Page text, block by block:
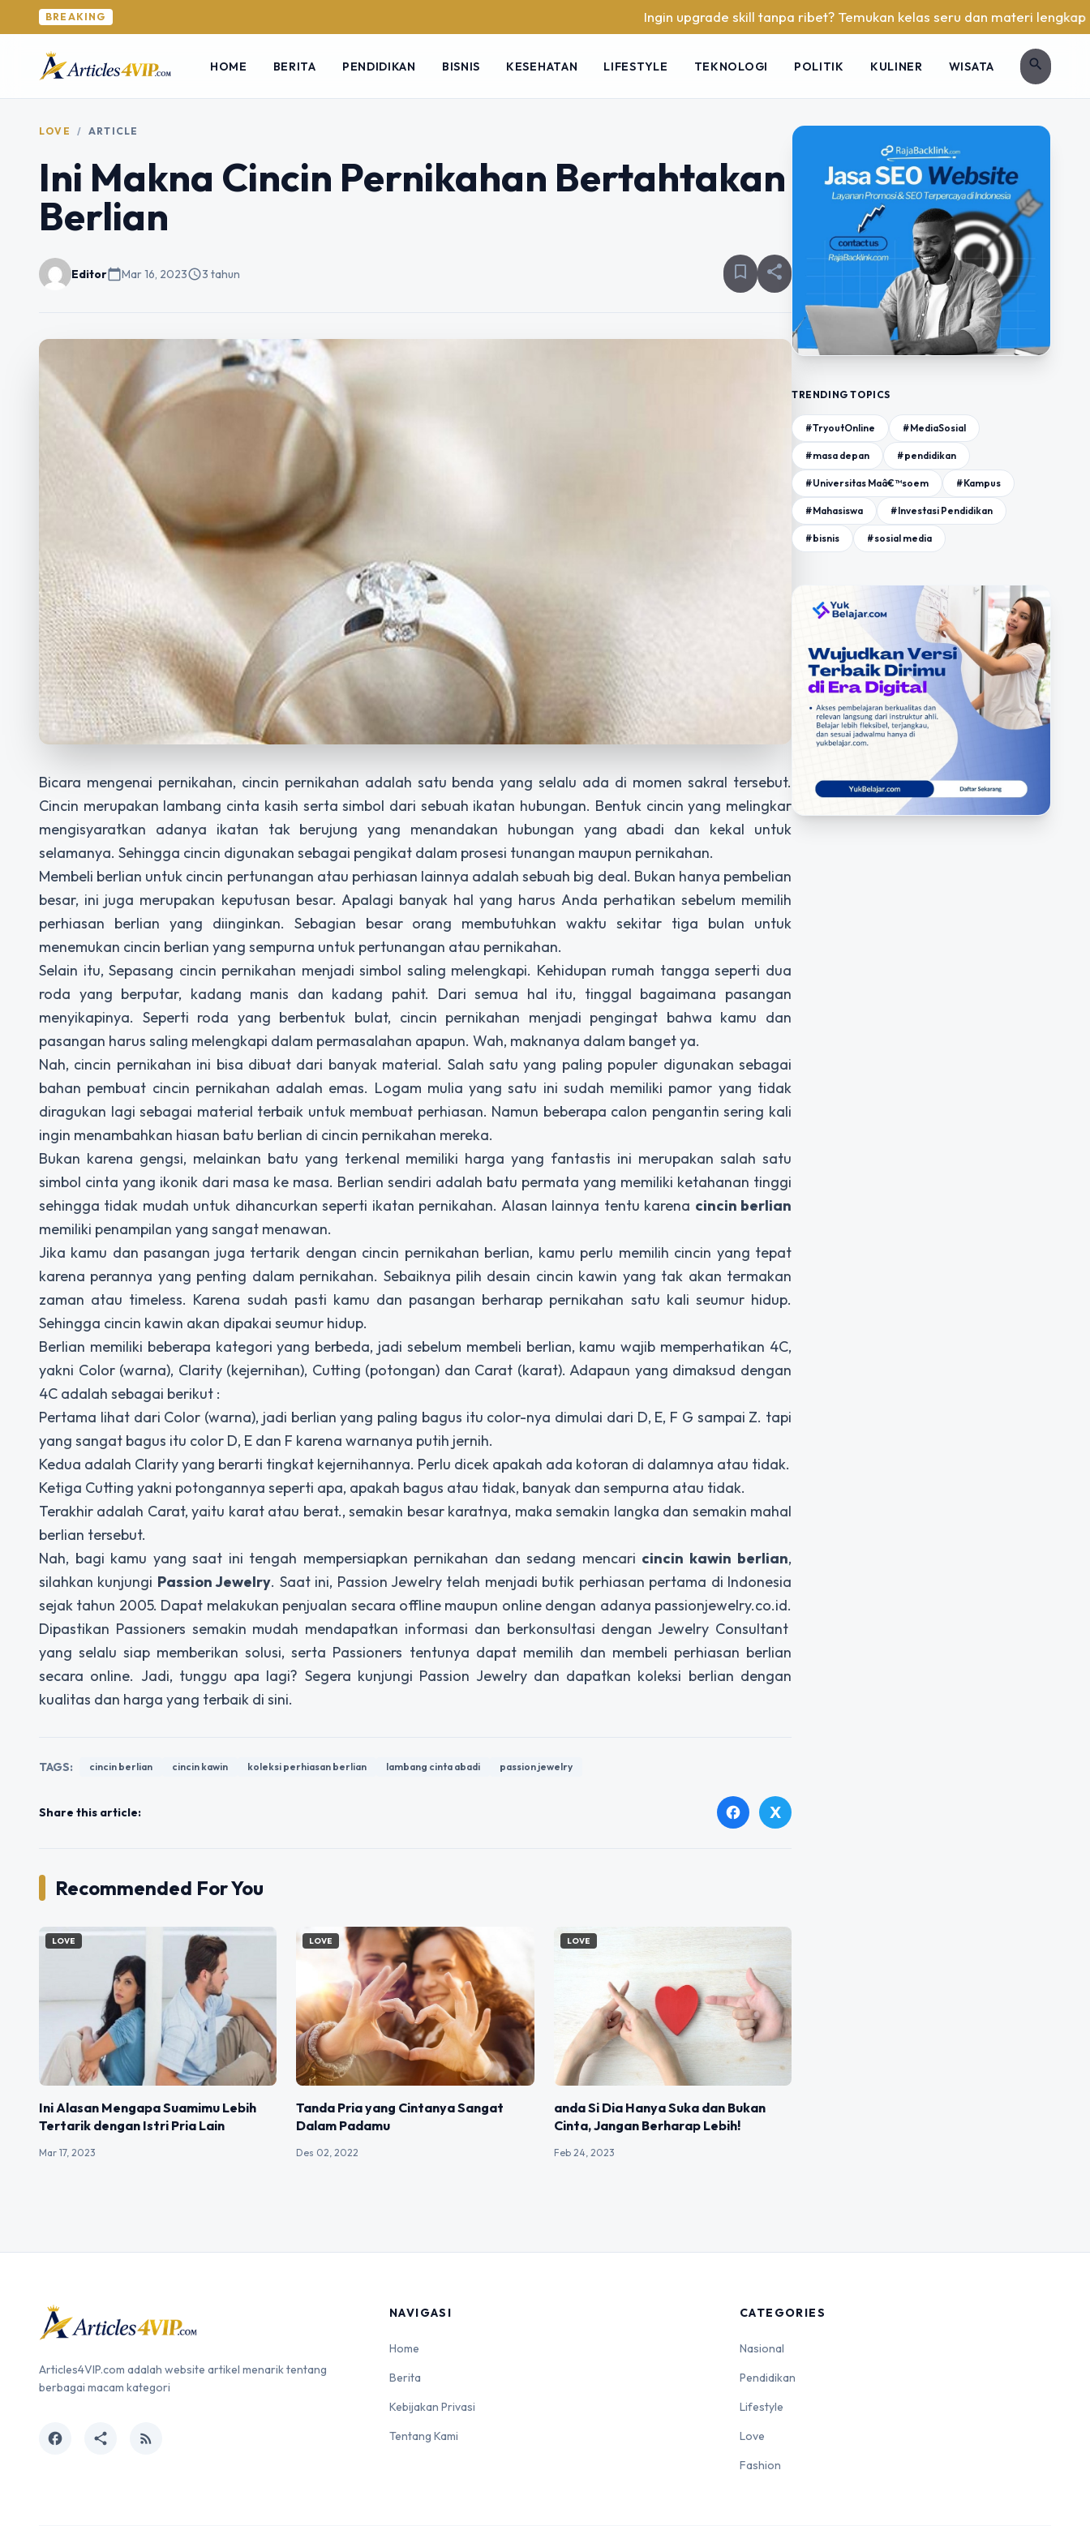
BREAKING Ingin upgrade skill tanpa ribet? Temukan kelas seru dan materi lengkap hanya di
HOME BERITA PENDIDIKAN BISNIS KESEHATAN LIFESTYLE TEKNOLOGI POLITIK KULINER WISATA search
LOVE / ARTICLE
Ini Makna Cincin Pernikahan Bertahtakan
Berlian
Editorcalendar_todayMar 16, 2023schedule3 tahun bookmark_border share
Bicara mengenai pernikahan, cincin pernikahan adalah satu benda yang selalu ada di momen sakral tersebut.
Cincin merupakan lambang cinta kasih serta simbol dari sebuah ikatan hubungan. Bentuk cincin yang melingkar
mengisyaratkan adanya ikatan tak berujung yang menandakan hubungan yang abadi dan kekal untuk
selamanya. Sehingga cincin digunakan sebagai pengikat dalam prosesi tunangan maupun pernikahan.
Membeli berlian untuk cincin pertunangan atau perhiasan lainnya adalah sebuah big deal. Bukan hanya pembelian
besar, ini juga merupakan keputusan besar. Apalagi banyak hal yang harus Anda perhatikan sebelum memilih
perhiasan berlian yang diinginkan. Sebagian besar orang membutuhkan waktu sekitar tiga bulan untuk
menemukan cincin berlian yang sempurna untuk pertunangan atau pernikahan.
Selain itu, Sepasang cincin pernikahan menjadi simbol saling melengkapi. Kehidupan rumah tangga seperti dua
roda yang berputar, kadang manis dan kadang pahit. Dari semua hal itu, tinggal bagaimana pasangan
menyikapinya. Seperti roda yang berbentuk bulat, cincin pernikahan menjadi pengingat bahwa kamu dan
pasangan harus saling melengkapi dalam permasalahan apapun. Wah, maknanya dalam banget ya.
Nah, cincin pernikahan ini bisa dibuat dari banyak material. Salah satu yang paling populer digunakan sebagai
bahan pembuat cincin pernikahan adalah emas. Logam mulia yang satu ini sudah memiliki pamor yang tidak
diragukan lagi sebagai material terbaik untuk membuat perhiasan. Namun beberapa calon pengantin sering kali
ingin menambahkan hiasan batu berlian di cincin pernikahan mereka.
Bukan karena gengsi, melainkan batu yang terkenal memiliki harga yang fantastis ini merupakan salah satu
simbol cinta yang ikonik dari masa ke masa. Berlian sendiri adalah batu permata yang memiliki ketahanan tinggi
sehingga tidak mudah untuk dihancurkan seperti ikatan pernikahan. Alasan lainnya tentu karena cincin berlian
memiliki penampilan yang sangat menawan.
Jika kamu dan pasangan juga tertarik dengan cincin pernikahan berlian, kamu perlu memilih cincin yang tepat
karena perannya yang penting dalam pernikahan. Sebaiknya pilih desain cincin kawin yang tak akan termakan
zaman atau timeless. Karena sudah pasti kamu dan pasangan berharap pernikahan satu kali seumur hidup.
Sehingga cincin kawin akan dipakai seumur hidup.
Berlian memiliki beberapa kategori yang berbeda, jadi sebelum membeli berlian, kamu wajib memperhatikan 4C,
yakni Color (warna), Clarity (kejernihan), Cutting (potongan) dan Carat (karat). Adapaun yang dimaksud dengan
4C adalah sebagai berikut :
Pertama lihat dari Color (warna), jadi berlian yang paling bagus itu color-nya dimulai dari D, E, F G sampai Z. tapi
yang sangat bagus itu color D, E dan F karena warnanya putih jernih.
Kedua adalah Clarity yang berarti tingkat kejernihannya. Perlu dicek apakah ada kotoran di dalamnya atau tidak.
Ketiga Cutting yakni potongannya seperti apa, apakah bagus atau tidak, banyak dan sempurna atau tidak.
Terakhir adalah Carat, yaitu karat atau berat., semakin besar karatnya, maka semakin langka dan semakin mahal
berlian tersebut.
Nah, bagi kamu yang saat ini tengah mempersiapkan pernikahan dan sedang mencari cincin kawin berlian,
silahkan kunjungi Passion Jewelry. Saat ini, Passion Jewelry telah menjadi butik perhiasan pertama di Indonesia
sejak tahun 2005. Dapat melakukan penjualan secara offline maupun online dengan adanya passionjewelry.co.id.
Dipastikan Passioners semakin mudah mendapatkan informasi dan berkonsultasi dengan Jewelry Consultant
yang selalu siap memberikan solusi, serta Passioners tentunya dapat memilih dan membeli perhiasan berlian
secara online. Jadi, tunggu apa lagi? Segera kunjungi Passion Jewelry dan dapatkan koleksi berlian dengan
kualitas dan harga yang terbaik di sini.
TAGS: cincin berlian cincin kawin koleksi perhiasan berlian lambang cinta abadi passion jewelry
Share this article: facebook X
Recommended For You
LOVE
Ini Alasan Mengapa Suamimu Lebih
Tertarik dengan Istri Pria Lain
Mar 17, 2023
LOVE
Tanda Pria yang Cintanya Sangat
Dalam Padamu
Des 02, 2022
LOVE
anda Si Dia Hanya Suka dan Bukan
Cinta, Jangan Berharap Lebih!
Feb 24, 2023
TRENDING TOPICS
#TryoutOnline #MediaSosial
#masa depan #pendidikan
#Universitas Maâ€™soem #Kampus
#Mahasiswa #Investasi Pendidikan
#bisnis #sosial media
Articles4VIP.com adalah website artikel menarik tentang
berbagai macam kategori
facebook share rss_feed
NAVIGASI
Home
Berita
Kebijakan Privasi
Tentang Kami
CATEGORIES
Nasional
Pendidikan
Lifestyle
Love
Fashion